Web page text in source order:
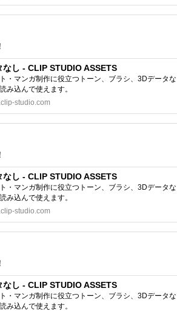
なし - CLIP STUDIO ASSETS
・マンガ制作に役立つトーン、ブラシ、3Dデータ
み込んで使えます。
studio.com
なし - CLIP STUDIO ASSETS
・マンガ制作に役立つトーン、ブラシ、3Dデータ
み込んで使えます。
studio.com
なし - CLIP STUDIO ASSETS
・マンガ制作に役立つトーン、ブラシ、3Dデータ
み込んで使えます。